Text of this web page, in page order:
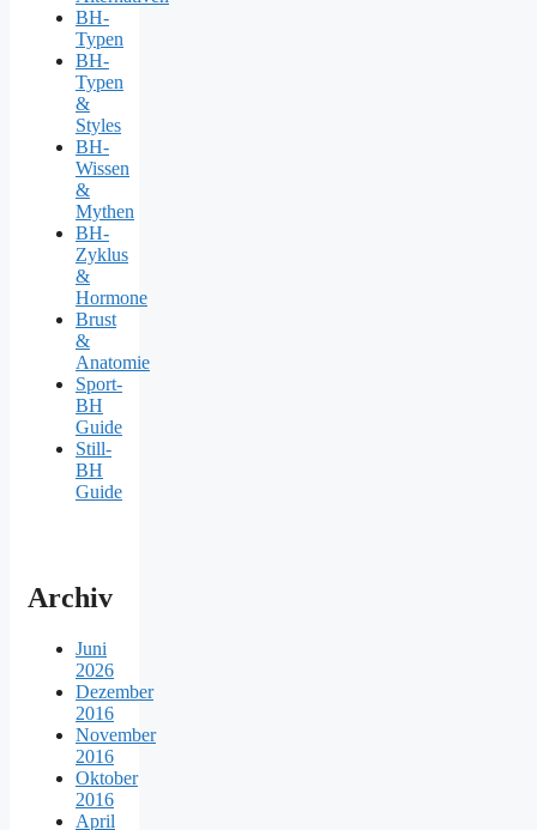
BH-
Typen
BH-
Typen
&
Styles
BH-
Wissen
&
Mythen
BH-
Zyklus
&
Hormone
Brust
&
Anatomie
Sport-
BH
Guide
Still-
BH
Guide
Archiv
Juni
2026
Dezember
2016
November
2016
Oktober
2016
April